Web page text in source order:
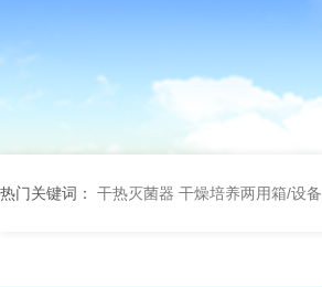
热门关键词： 干热灭菌器 干燥培养两用箱/设备